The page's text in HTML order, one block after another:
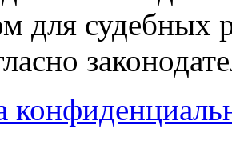
для судебных